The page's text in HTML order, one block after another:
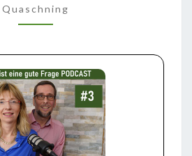
KLIMAKRISE
Quaschning